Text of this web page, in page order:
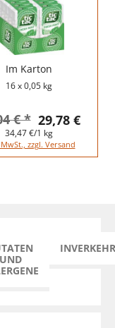
Im Karton
16 x 0,05 kg
29,78 €
€ *
34,47 €/1 kg
zzgl. Versand
UND